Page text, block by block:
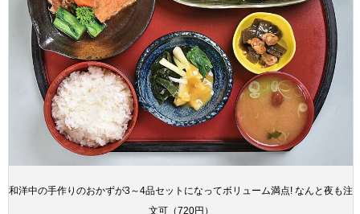
和洋中の手作りのおかずが3～4品セットになってボリューム満点! なんと夜も注
文可（720円）